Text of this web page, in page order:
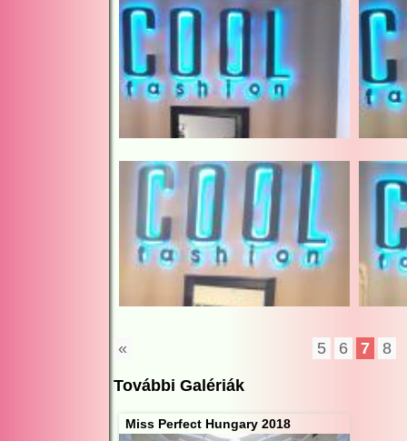
« 5 6 7 8
További Galériák
Miss Perfect Hungary 2018